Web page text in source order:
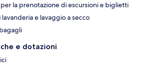
la prenotazione di escursioni e biglietti
lavanderia e lavaggio a secco
e dotazioni